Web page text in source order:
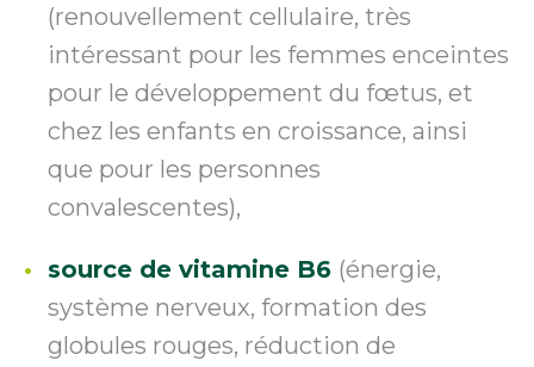
(renouvellement cellulaire, très
intéressant pour les femmes enceintes
pour le développement du fœtus, et
chez les enfants en croissance, ainsi
que pour les personnes
convalescentes),
source de vitamine B6 (énergie,
système nerveux, formation des
globules rouges, réduction de